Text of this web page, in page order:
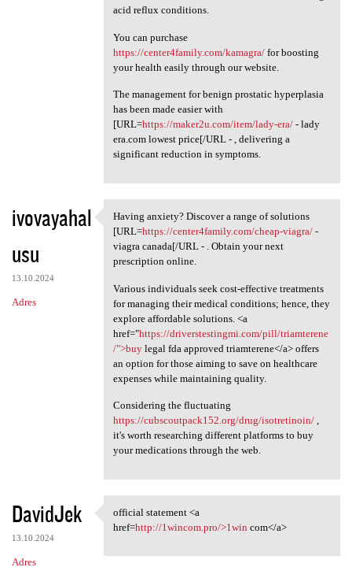
acid reflux conditions.
You can purchase
https://center4family.com/kamagra/for boosting
your health easily through our website.
The management for benign prostatic hyperplasia
has been made easier with
[URL=https://maker2u.com/item/lady-era/- lady
era.com lowest price[/URL - , delivering a
significant reduction in symptoms.
ivovayahal
usu
13.10.2024
Adres
Having anxiety? Discover a
Having anxiety? Discover a range of solutions
[URL=https://center4family.com/cheap-viagra/-
viagra canada[/URL - . Obtain your next
prescription online.
Various individuals seek cost-effective treatments
for managing their medical conditions; hence, they
explore affordable solutions. <a
href="https://driverstestingmi.com/pill/triamterene
/">buylegal fda approved triamterene</a> offers
an option for those aiming to save on healthcare
expenses while maintaining quality.
Considering the fluctuating
https://cubscoutpack152.org/drug/isotretinoin/,
it's worth researching different platforms to buy
your medications through the web.
DavidJek
13.10.2024
Adres
official statement <a href
official statement <a
href=http://1wincom.pro/>1win com</a>